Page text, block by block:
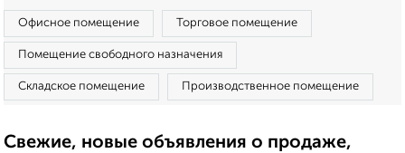
Офисное помещение Торговое помещение
Помещение свободного назначения
Складское помещение Производственное помещение
Свежие, новые объявления о продаже,